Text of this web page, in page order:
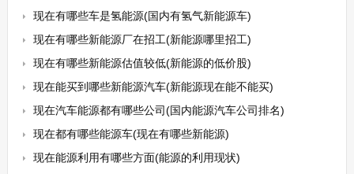
现在有哪些车是氢能源(国内有氢气新能源车)
现在有哪些新能源厂在招工(新能源哪里招工)
现在有哪些新能源估值较低(新能源的低价股)
现在能买到哪些新能源汽车(新能源现在能不能买)
现在汽车能源都有哪些公司(国内能源汽车公司排名)
现在都有哪些能源车(现在有哪些新能源)
现在能源利用有哪些方面(能源的利用现状)